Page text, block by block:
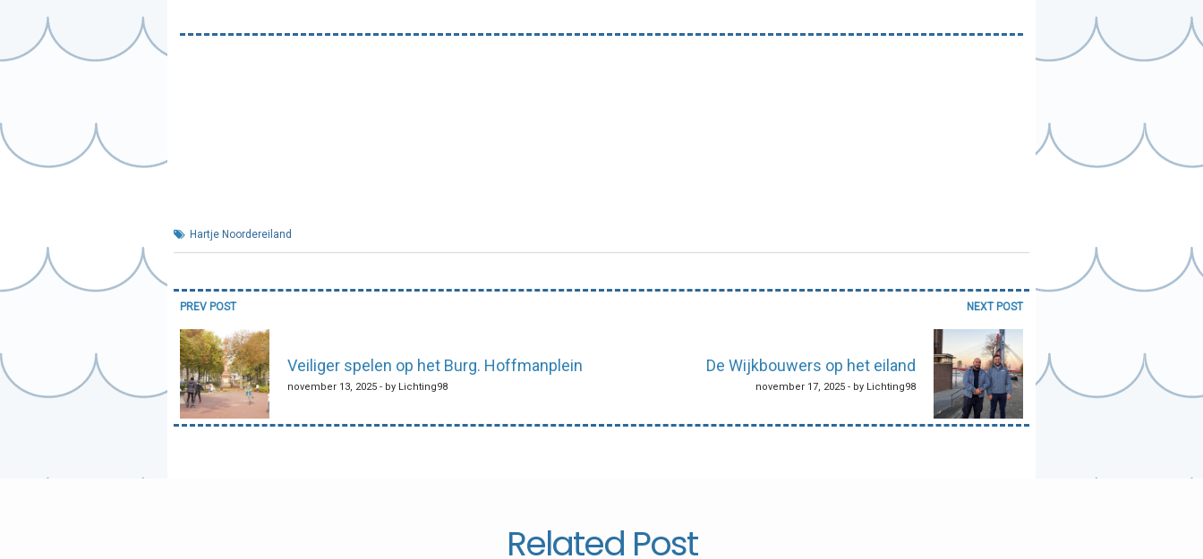
Hartje Noordereiland
Bericht
navigatie
PREV POST
Veiliger spelen op het Burg. Hoffmanplein
november 13, 2025 - by Lichting98
NEXT POST
De Wijkbouwers op het eiland
november 17, 2025 - by Lichting98
Related Post